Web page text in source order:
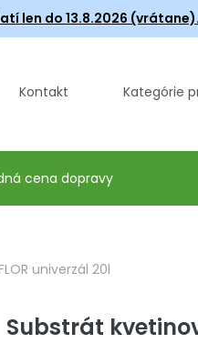
len do 13.8.2026 (vrátane).
Kontakt Kategórie
cena dopravy
univerzál 20l
Substrát